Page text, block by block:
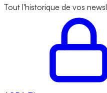
Tout l'historique de vos